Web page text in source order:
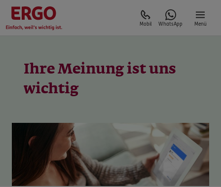
Mobil WhatsApp Menü
Ihre Meinung ist uns